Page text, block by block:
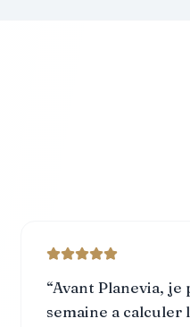
“Avant Planevia, je
semaine a calculer